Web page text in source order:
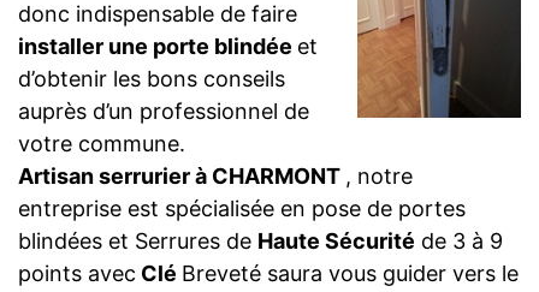
donc indispensable de faire
installer une porte blindée et
d’obtenir les bons conseils
auprès d’un professionnel de
votre commune.
Artisan serrurier à CHARMONT , notre
entreprise est spécialisée en pose de portes
blindées et Serrures de Haute Sécurité de 3 à 9
points avec Clé Breveté saura vous guider vers le